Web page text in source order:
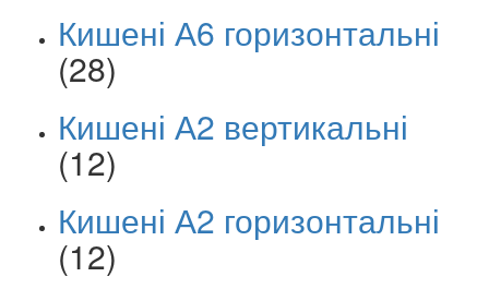
Кишені А6 горизонтальні
(28)
Кишені А2 вертикальні
(12)
Кишені А2 горизонтальні
(12)